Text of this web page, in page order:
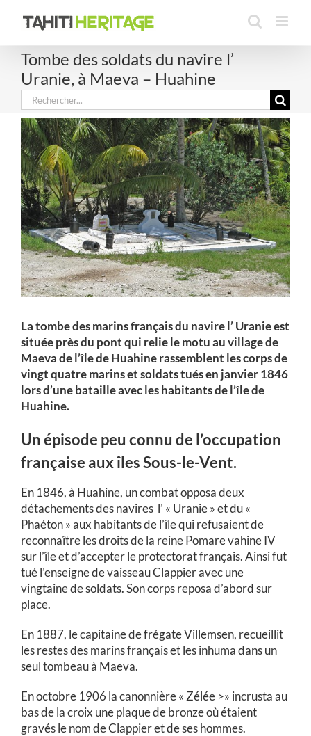
Tombe des soldats du navire l’
Uranie, à Maeva – Huahine
Rechercher:
La tombe des marins français du navire l’ Uranie est
située près du pont qui relie le motu au village de
Maeva de l’île de Huahine rassemblent les corps de
vingt quatre marins et soldats tués en janvier 1846
lors d’une bataille avec les habitants de l’île de
Huahine.
Un épisode peu connu de l’occupation
française aux îles Sous-le-Vent.
En 1846, à Huahine, un combat opposa deux
détachements des navires l’ « Uranie » et du «
Phaéton » aux habitants de l’île qui refusaient de
reconnaître les droits de la reine Pomare vahine IV
sur l’île et d’accepter le protectorat français. Ainsi fut
tué l’enseigne de vaisseau Clappier avec une
vingtaine de soldats. Son corps reposa d’abord sur
place.
En 1887, le capitaine de frégate Villemsen, recueillit
les restes des marins français et les inhuma dans un
seul tombeau à Maeva.
En octobre 1906 la canonnière « Zélée >» incrusta au
bas de la croix une plaque de bronze où étaient
gravés le nom de Clappier et de ses hommes.